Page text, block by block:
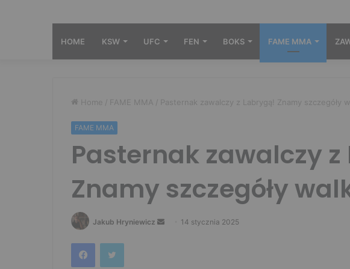
HOME KSW UFC FEN BOKS FAME MMA
Home / FAME MMA / Pasternak zawalczy z Labrygą! Znamy szczegóły
FAME MMA
Pasternak zawalczy
Znamy szczegóły
Jakub Hryniewicz
Send 14 stycznia 2025
FacebookTwitter